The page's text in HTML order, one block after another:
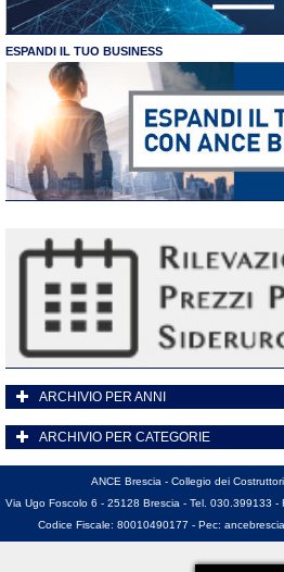
ESPANDI IL TUO BUSINESS
ARCHIVIO PER ANNI
ARCHIVIO PER CATEGORIE
ANCE Brescia - Collegio dei
Via Ugo Foscolo 6 - 25128 Brescia - Tel. 030.399133 -
Codice Fiscale: 80010490177 - Pec: